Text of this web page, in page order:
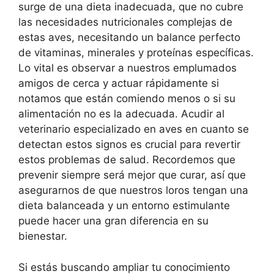
surge de una dieta inadecuada, que no cubre
las necesidades nutricionales complejas de
estas aves, necesitando un balance perfecto
de vitaminas, minerales y proteínas específicas.
Lo vital es observar a nuestros emplumados
amigos de cerca y actuar rápidamente si
notamos que están comiendo menos o si su
alimentación no es la adecuada. Acudir al
veterinario especializado en aves en cuanto se
detectan estos signos es crucial para revertir
estos problemas de salud. Recordemos que
prevenir siempre será mejor que curar, así que
asegurarnos de que nuestros loros tengan una
dieta balanceada y un entorno estimulante
puede hacer una gran diferencia en su
bienestar.
Si estás buscando ampliar tu conocimiento